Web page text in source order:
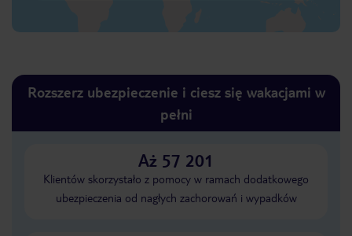
Rozszerz ubezpieczenie i ciesz się wakacjami w
pełni
Aż 57 201
Klientów skorzystało z pomocy w ramach dodatkowego
ubezpieczenia od nagłych zachorowań i wypadków